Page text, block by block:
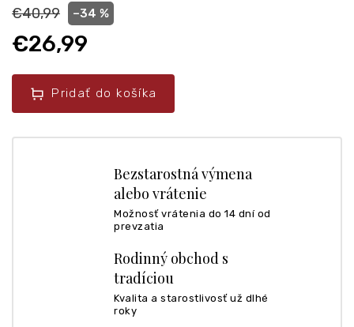
€40,99 –34 %
€26,99
Pridať do košíka
Bezstarostná výmena
alebo vrátenie
Možnosť vrátenia do 14 dní od
prevzatia
Rodinný obchod s
tradíciou
Kvalita a starostlivosť už dlhé
roky